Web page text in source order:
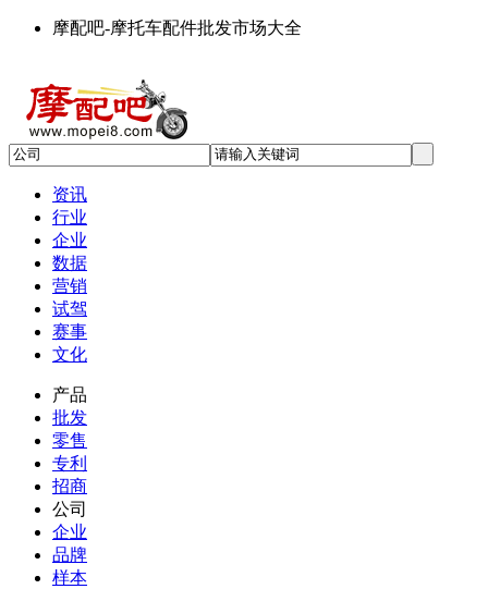
摩配吧-摩托车配件批发市场大全
资讯
行业
企业
数据
营销
试驾
赛事
文化
产品
批发
零售
专利
招商
公司
企业
品牌
样本